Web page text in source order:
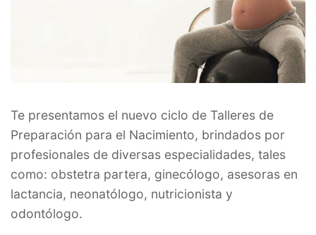
Te presentamos el nuevo ciclo de Talleres de
Preparación para el Nacimiento, brindados por
profesionales de diversas especialidades, tales
como: obstetra partera, ginecólogo, asesoras en
lactancia, neonatólogo, nutricionista y
odontólogo.